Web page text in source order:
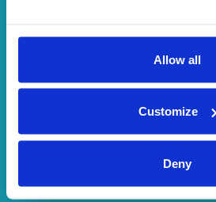
Allow all
Customize
Deny